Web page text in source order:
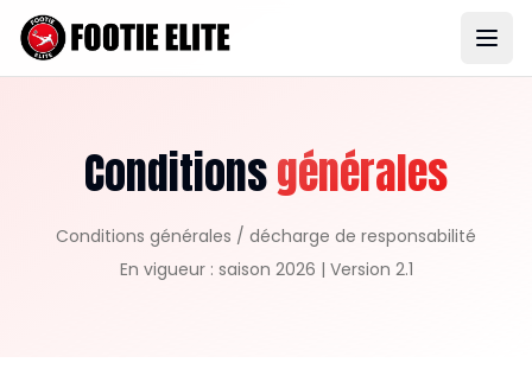
Conditionsgénérales
Conditions générales / décharge de responsabilité
En vigueur : saison 2026 | Version 2.1